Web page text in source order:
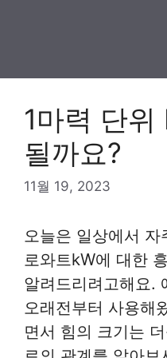
1마력 단
될까요?
11월 19, 2023
오늘은 일상에서 자
로와트kW에 대한
알려드리려고해요.
오래전부터 사용해
면서 힘의 크기는